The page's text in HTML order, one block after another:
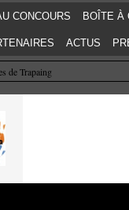
CONCOURS BOÎTE À
ACTUS
de Trapaing